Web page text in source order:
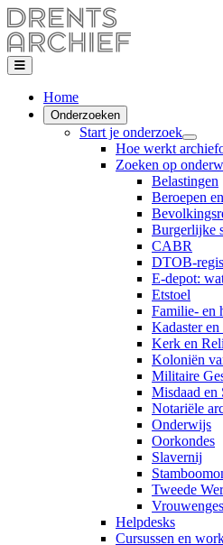
Home
Onderzoeken
Start je onderzoek
Hoe werkt
Zoeken op
Belastingen
Beroepen
Burgerlijke
CABR
DTOB-
E-depot:
Etstoel
Familie- en
Kadaster
Kerk en
Koloniën
Militaire
Misdaad en
Notariële
Onderwijs
Oorkondes
Slavernij
Tweede
Helpdesks
Cursussen en